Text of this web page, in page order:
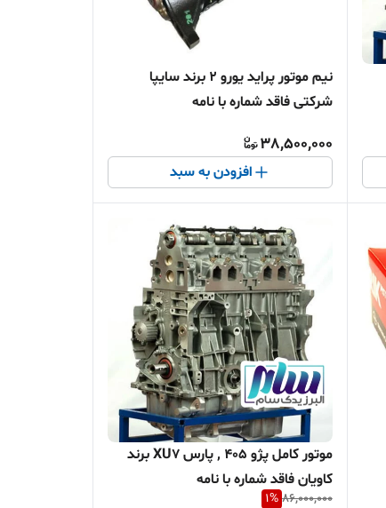
نیم موتور پراید یورو 2 برند سایپا
شرکتی فاقد شماره با نامه
38,500,000
افزودن به سبد
موتور کامل پژو 405 , پارس XU7 برند
کاویان فاقد شماره با نامه
86,000,000
1%